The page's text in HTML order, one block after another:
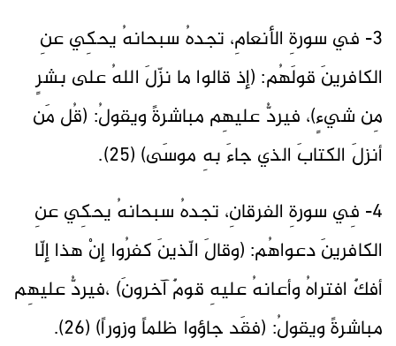
3- في سورةِ الأنعامِ، تجدهُ سبحانهُ يحكِي عنِ
الكافرينَ قولَهُم: (إذ قالوا ما نزّلَ اللهُ على بشرٍ
مِن شيءٍ)، فيردُّ عليهِم مباشرةً ويقولُ: (قُل مَن
أنزلَ الكتابَ الذي جاءَ بهِ موسَى) (25).
4- فِي سورةِ الفرقانِ، تجدهُ سبحانهُ يحكِي عنِ
الكافرينَ دعواهُم: (وقالَ الّذينَ كفرُوا إنْ هذا إلّا
أفكٌ افتراهُ وأعانهُ عليهِ قومٌ آخرونَ) ،فيردُّ عليهِم
مباشرةً ويقولُ: (فقَد جاؤوا ظلماً وزوراً) (26).